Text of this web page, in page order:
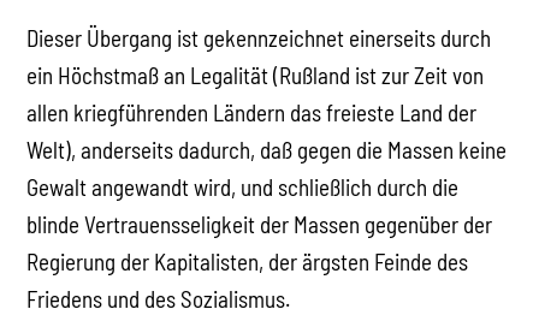
Dieser Übergang ist gekennzeichnet einerseits durch
ein Höchstmaß an Legalität (Rußland ist zur Zeit von
allen kriegführenden Ländern das freieste Land der
Welt), anderseits dadurch, daß gegen die Massen keine
Gewalt angewandt wird, und schließlich durch die
blinde Vertrauensseligkeit der Massen gegenüber der
Regierung der Kapitalisten, der ärgsten Feinde des
Friedens und des Sozialismus.